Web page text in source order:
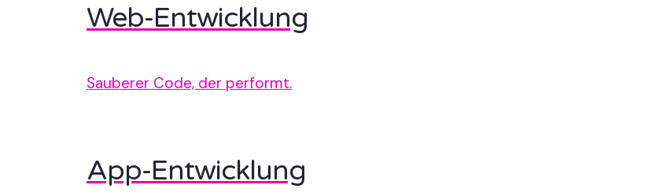
Web-Entwicklung
Sauberer Code, der performt.
App-Entwicklung